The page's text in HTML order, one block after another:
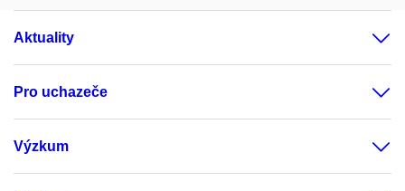
Aktuality
Pro uchazeče
Výzkum